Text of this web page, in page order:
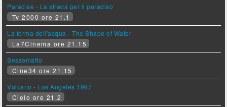
Paradise - La strada per il paradiso
Tv 2000 ore 21.1
La forma dell'acqua - The Shape of Water
La7Cinema ore 21.15
Sessomatto
Cine34 ore 21.15
Vulcano - Los Angeles 1997
Cielo ore 21.2